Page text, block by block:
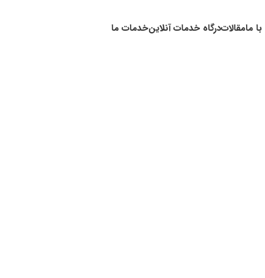
مامقالاتدرگاه خدمات آنلاینخدمات ما